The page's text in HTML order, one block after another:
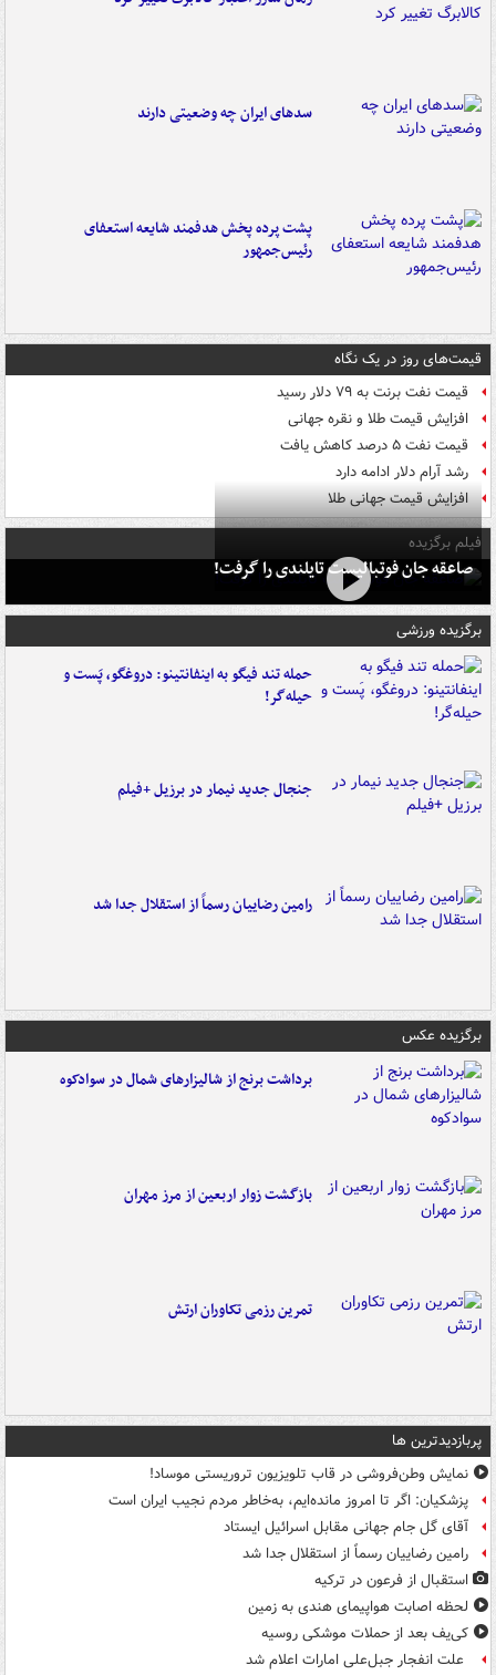
سدهای ایران چه وضعیتی دارند
پشت پرده پخش هدفمند شایعه استعفای
رئیس‌جمهور
قیمت‌های روز در یک نگاه
قیمت نفت برنت به ۷۹ دلار رسید
افزایش قیمت طلا و نقره جهانی
قیمت نفت ۵ درصد کاهش یافت
رشد آرام دلار ادامه دارد
افزایش قیمت جهانی طلا
فیلم برگزیده
صاعقه جان فوتبالیست تایلندی را گرفت!
برگزیده ورزشی
حمله تند فیگو به اینفانتینو: دروغگو، پَست‌ و
حیله‌گر!
جنجال جدید نیمار در برزیل +فیلم
رامین رضاییان رسماً از استقلال جدا شد
برگزیده عکس
برداشت برنج از شالیزارهای شمال در سوادکوه
بازگشت زوار اربعین از مرز مهران
تمرین رزمی تکاوران ارتش
پربازدیدترین ها
نمایش وطن‌فروشی در قاب تلویزیون تروریستی موساد!
پزشکیان: اگر تا امروز مانده‌ایم، به‌خاطر مردم نجیب ایران است
آقای گل جام جهانی مقابل اسرائیل ایستاد
رامین رضاییان رسماً از استقلال جدا شد
استقبال از فرعون در ترکیه
لحظه اصابت هواپیمای هندی به زمین
کی‌یف بعد از حملات موشکی روسیه
علت انفجار جبل‌علی امارات اعلام شد